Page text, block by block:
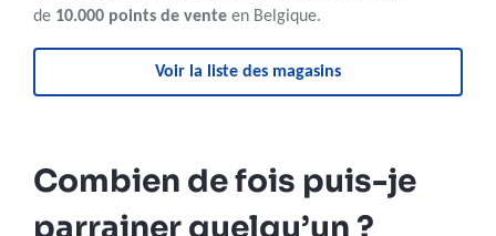
de 10.000 points de vente en Belgique.
Voir la liste des magasins
Combien de fois puis-je
parrainer quelqu’un ?